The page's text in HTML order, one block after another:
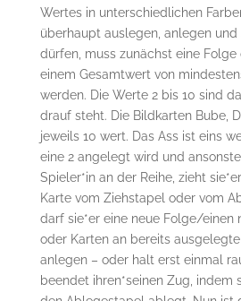
Wertes in unterschiedlichen
überhaupt auslegen, anlegen und
dürfen, muss zunächst eine
einem Gesamtwert von
werden. Die Werte 2 bis 10 sind
drauf steht. Die Bildkarten Bube,
jeweils 10 wert. Das Ass ist eins
eine 2 angelegt wird und
Spieler*in an der Reihe, zieht
Karte vom Ziehstapel oder vom
darf sie*er eine neue Folge/einen
oder Karten an bereits
anlegen – oder halt erst einmal
beendet ihren*seinen Zug, indem